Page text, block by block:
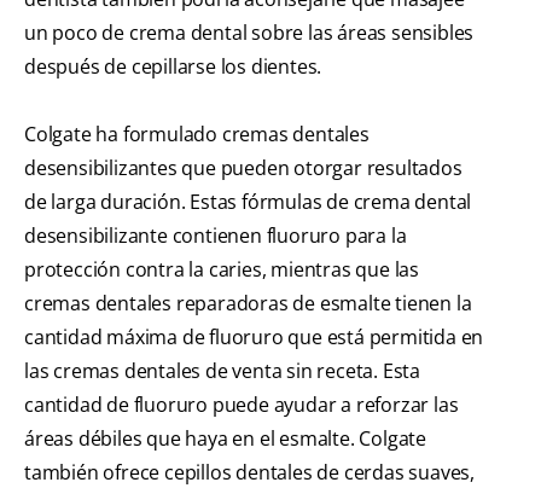
un poco de crema dental sobre las áreas sensibles
después de cepillarse los dientes.
Colgate ha formulado cremas dentales
desensibilizantes que pueden otorgar resultados
de larga duración. Estas fórmulas de crema dental
desensibilizante contienen fluoruro para la
protección contra la caries, mientras que las
cremas dentales reparadoras de esmalte tienen la
cantidad máxima de fluoruro que está permitida en
las cremas dentales de venta sin receta. Esta
cantidad de fluoruro puede ayudar a reforzar las
áreas débiles que haya en el esmalte. Colgate
también ofrece cepillos dentales de cerdas suaves,